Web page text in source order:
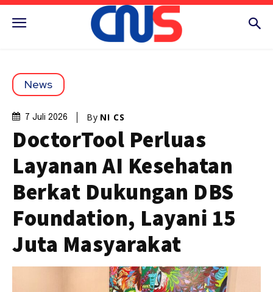
News
7 Juli 2026 By NI CS
DoctorTool Perluas
Layanan AI Kesehatan
Berkat Dukungan DBS
Foundation, Layani 15
Juta Masyarakat